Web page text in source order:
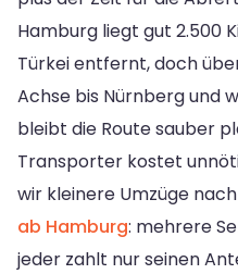
Hamburg liegt gut 2.500
Türkei entfernt, doch
Achse bis Nürnberg und
bleibt die Route sauber
Transporter kostet
wir kleinere Umzüge
ab Hamburg: mehrere
jeder zahlt nur seinen